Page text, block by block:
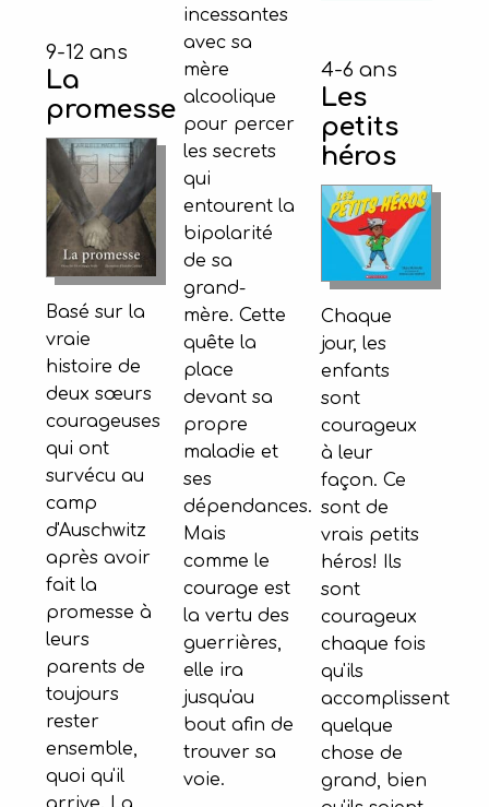
9-12 ans
La
promesse
Basé sur la
vraie
histoire de
deux sœurs
courageuses
qui ont
survécu au
camp
d'Auschwitz
après avoir
fait la
promesse à
leurs
parents de
toujours
rester
ensemble,
quoi qu'il
incessantes
avec sa
mère
alcoolique
pour percer
les secrets
qui
entourent la
bipolarité
de sa
grand-
mère. Cette
quête la
place
devant sa
propre
maladie et
ses
dépendances.
Mais
comme le
courage est
la vertu des
guerrières,
elle ira
jusqu'au
bout afin de
trouver sa
voie.
4-6 ans
Les
petits
héros
Chaque
jour, les
enfants
sont
courageux
à leur
façon. Ce
sont de
vrais petits
héros! Ils
sont
courageux
chaque fois
qu'ils
accomplissent
quelque
chose de
grand, bien